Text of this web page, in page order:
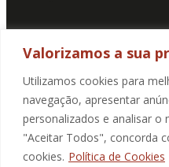
Valorizamos a sua
Utilizamos cookies para
navegação, apresentar
personalizados e analisar o
"Aceitar Todos", concorda
cookies. Política de Cookies
SUBSCREVA A NOSSA
E-mail
Ao marcar a caixa de
explícita livre,
tratamento dos meus